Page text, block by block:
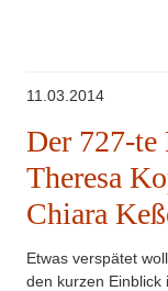
11.03.2014
Der 727-
Theresa
Chiara
Etwas verspätet
den kurzen Einblick